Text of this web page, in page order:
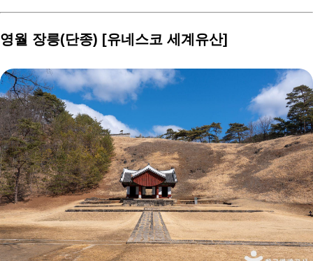
영월 장릉(단종) [유네스코 세계유산]